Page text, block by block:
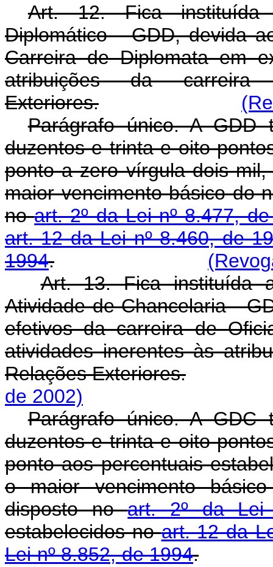
Art. 12. Fica instituída
Diplomático - GDD, devida
Carreira de Diplomata em
atribuições da
Exteriores.
Parágrafo único. A
duzentos e trinta e oito
ponto a zero vírgula dois
maior vencimento básico do
noart. 2º da Lei nº 8.477,
art. 12 da Lei nº 8.460, de
1994.
Art. 13. Fica instituída
Atividade de Chancelaria -
efetivos da carreira de
atividades inerentes às
Relações Exteriores.
de 2002)
Parágrafo único. A
duzentos e trinta e oito
ponto aos percentuais
o maior vencimento
disposto noart. 2º da Lei
estabelecidos noart. 12 da
Lei nº 8.852, de 1994.